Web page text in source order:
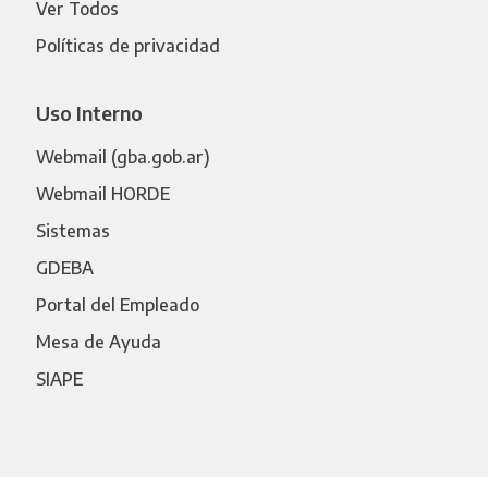
Ver Todos
Políticas de privacidad
Uso Interno
Webmail (gba.gob.ar)
Webmail HORDE
Sistemas
GDEBA
Portal del Empleado
Mesa de Ayuda
SIAPE